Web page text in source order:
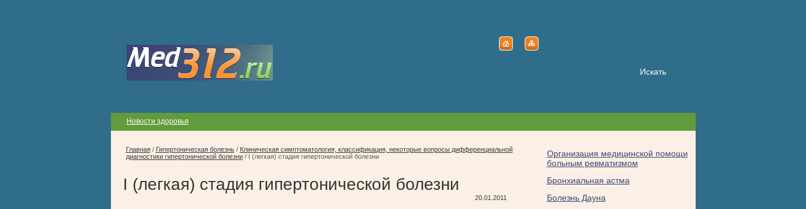
Новости здоровья
Главная/ Гипертоническая болезнь/ Клиническая симптоматология, классификация, некоторые вопросы дифференциальной
диагностики гипертонической болезни/ I (легкая) стадия гипертонической болезни
I (легкая) стадия гипертонической болезни
20.01.2011
Организация медицинской помощи
больным ревматизмом
Бронхиальная астма
Болезнь Дауна